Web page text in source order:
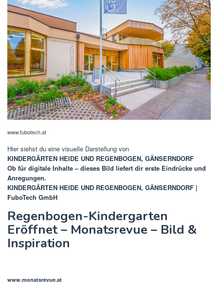
www.fubotech.at
Hier siehst du eine visuelle Darstellung von
KINDERGÄRTEN HEIDE UND REGENBOGEN, GÄNSERNDORF
Ob für digitale Inhalte – dieses Bild liefert dir erste Eindrücke und
Anregungen.
KINDERGÄRTEN HEIDE UND REGENBOGEN, GÄNSERNDORF |
FuboTech GmbH
Regenbogen-Kindergarten
Eröffnet – Monatsrevue – Bild &
Inspiration
www.monatsrevue.at